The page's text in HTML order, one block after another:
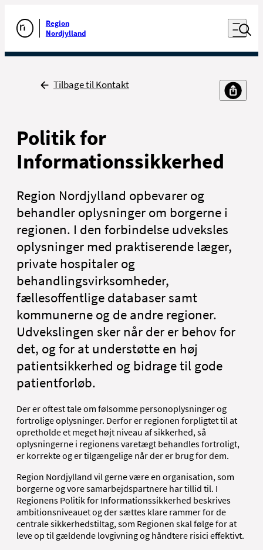
Gå til forsiden
Region
Nordjylland
Åben
Udfør søgning
Tilbage
Tilbage til Kontakt
Politik for
Informationssikkerhed
Region Nordjylland opbevarer og
behandler oplysninger om borgerne i
regionen. I den forbindelse udveksles
oplysninger med praktiserende læger,
private hospitaler og
behandlingsvirksomheder,
fællesoffentlige databaser samt
kommunerne og de andre regioner.
Udvekslingen sker når der er behov for
det, og for at understøtte en høj
patientsikkerhed og bidrage til gode
patientforløb.
Der er oftest tale om følsomme personoplysninger og
fortrolige oplysninger. Derfor er regionen forpligtet til at
opretholde et meget højt niveau af sikkerhed, så
oplysningerne i regionens varetægt behandles fortroligt,
er korrekte og er tilgængelige når der er brug for dem.
Region Nordjylland vil gerne være en organisation, som
borgerne og vore samarbejdspartnere har tillid til. I
Regionens Politik for Informationssikkerhed beskrives
ambitionsniveauet og der sættes klare rammer for de
centrale sikkerhedstiltag, som Regionen skal følge for at
leve op til gældende lovgivning og håndtere risici effektivt.